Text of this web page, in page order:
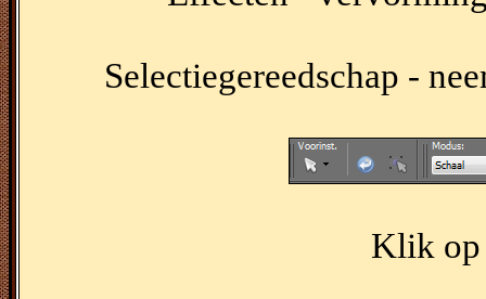
Selectiegereedschap -
Klik op